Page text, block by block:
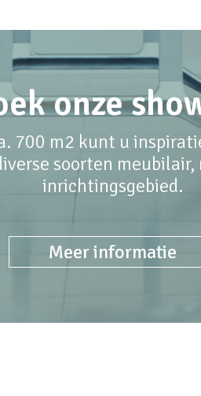
onze
700 m2 kunt u
soorten
inrichtingsgebied.
Meer informatie